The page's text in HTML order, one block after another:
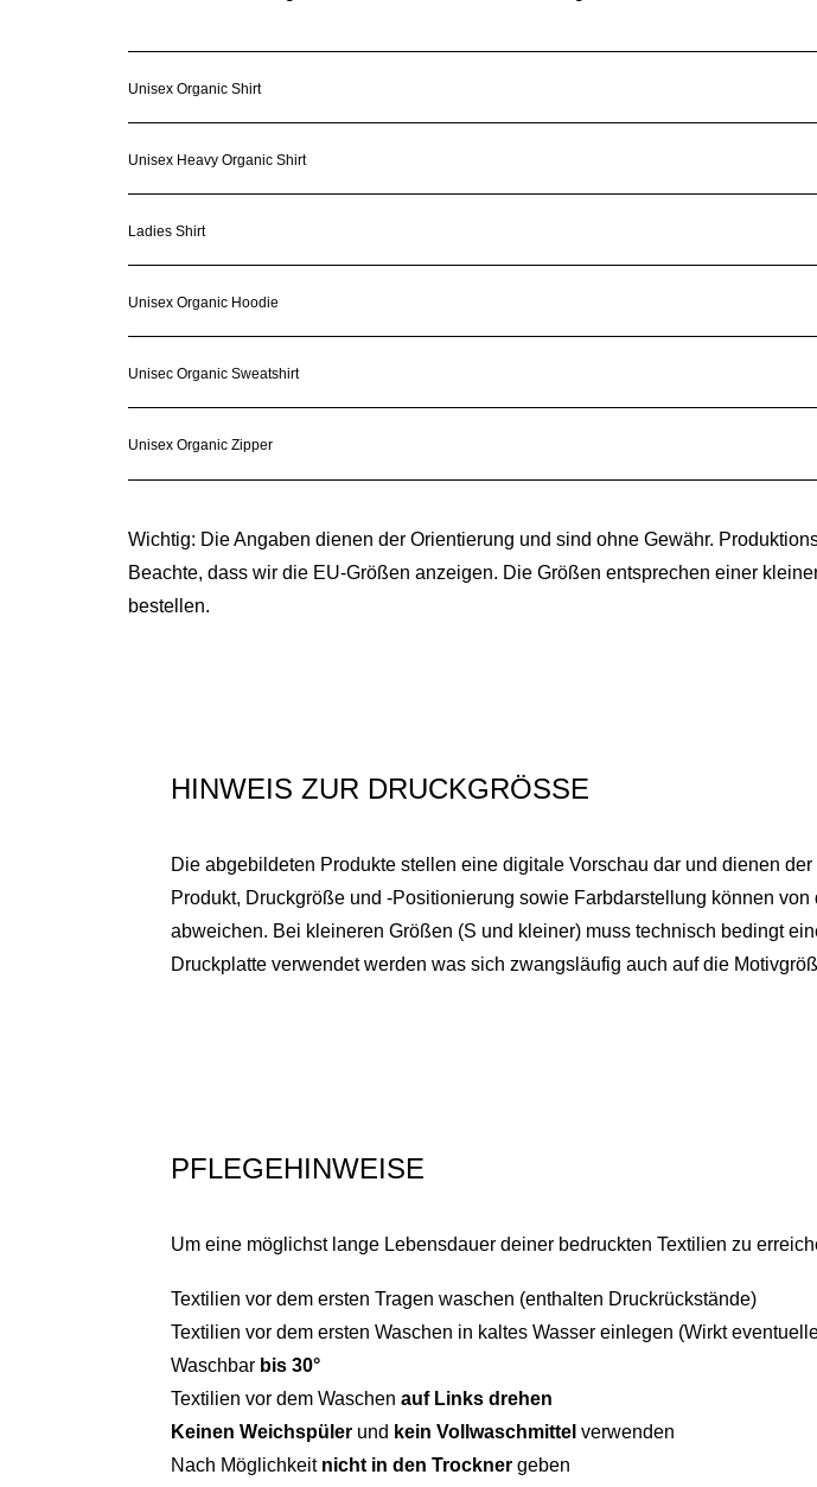
Unisex Organic Shirt
Unisex Heavy Organic Shirt
Ladies Shirt
Unisex Organic Hoodie
Unisec Organic Sweatshirt
Unisex Organic Zipper
Wichtig: Die Angaben dienen der Orientierung und sind ohne Gewähr.
Beachte, dass wir die EU-Größen anzeigen. Die Größen entsprechen einer
bestellen.
HINWEIS ZUR DRUCKGRÖSSE
Die abgebildeten Produkte stellen eine digitale Vorschau dar und dienen
Produkt, Druckgröße und -Positionierung sowie Farbdarstellung können von
abweichen. Bei kleineren Größen (S und kleiner) muss technisch bedingt
Druckplatte verwendet werden was sich zwangsläufig auch auf die
PFLEGEHINWEISE
Um eine möglichst lange Lebensdauer deiner bedruckten Textilien zu
Textilien vor dem ersten Tragen waschen (enthalten Druckrückstände)
Textilien vor dem ersten Waschen in kaltes Wasser einlegen (Wirkt
Waschbar bis 30°
Textilien vor dem Waschen auf Links drehen
Keinen Weichspüler und kein Vollwaschmittel verwenden
Nach Möglichkeit nicht in den Trockner geben